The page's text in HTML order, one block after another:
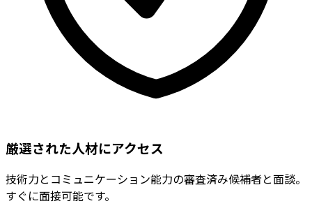
厳選された人材にアクセス
技術力とコミュニケーション能力の審査済み候補者と面談。
すぐに面接可能です。